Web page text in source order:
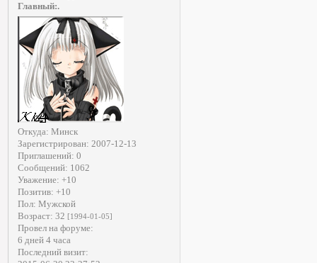
Главный:.
Откуда: Минск
Зарегистрирован: 2007-12-13
Приглашений: 0
Сообщений: 1062
Уважение: +10
Позитив: +10
Пол: Мужской
Возраст: 32 [1994-01-05]
Провел на форуме:
6 дней 4 часа
Последний визит: